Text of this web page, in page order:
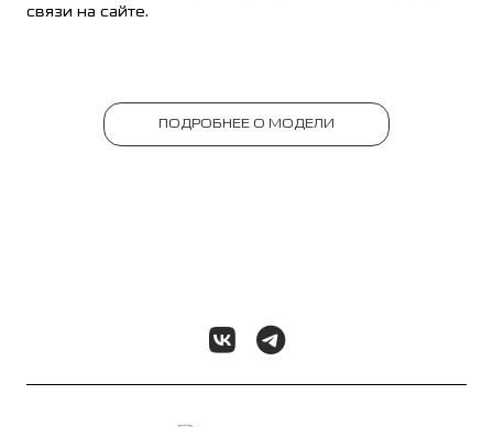
связи на сайте.
ПОДРОБНЕЕ О МОДЕЛИ